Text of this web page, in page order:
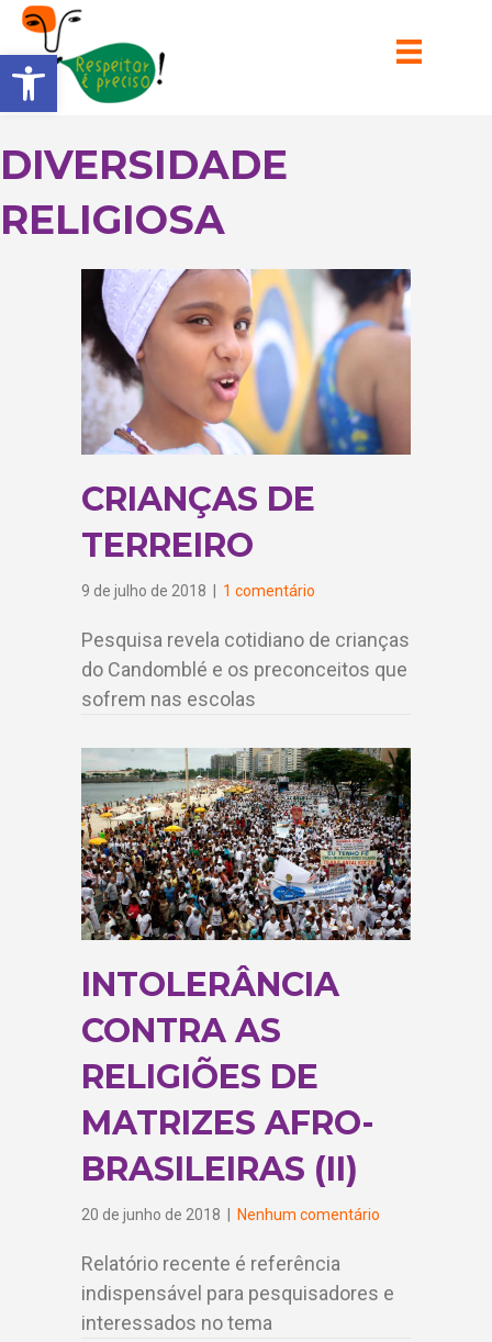
Barra de Ferramentas Aberta
DIVERSIDADE
RELIGIOSA
CRIANÇAS DE
TERREIRO
9 de julho de 2018 1 comentário
Pesquisa revela cotidiano de crianças
do Candomblé e os preconceitos que
sofrem nas escolas
INTOLERÂNCIA
CONTRA AS
RELIGIÕES DE
MATRIZES AFRO-
BRASILEIRAS (II)
20 de junho de 2018 Nenhum comentário
Relatório recente é referência
indispensável para pesquisadores e
interessados no tema